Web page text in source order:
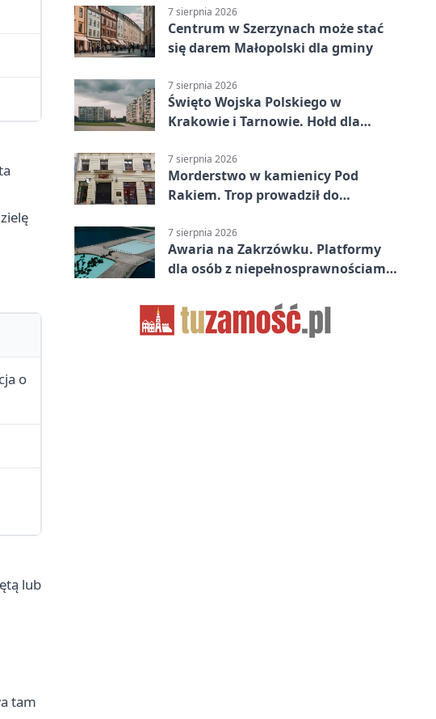
o
lub
tam
7 sierpnia 2026
Centrum w Szerzynach może stać
się darem Małopolski dla gminy
7 sierpnia 2026
Święto Wojska Polskiego w
Krakowie i Tarnowie. Hołd dla
7 sierpnia 2026
Morderstwo w kamienicy Pod
Rakiem. Trop prowadził do
7 sierpnia 2026
Awaria na Zakrzówku. Platformy
dla osób z niepełnosprawnościami